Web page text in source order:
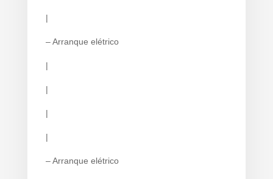
|
– Arranque elétrico
|
|
|
|
– Arranque elétrico